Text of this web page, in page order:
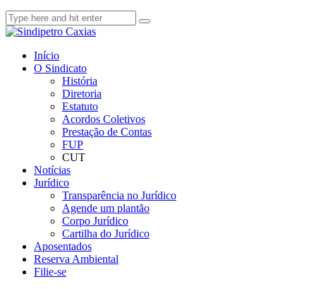
Início
O Sindicato
História
Diretoria
Estatuto
Acordos Coletivos
Prestação de Contas
FUP
CUT
Notícias
Jurídico
Transparência no Jurídico
Agende um plantão
Corpo Jurídico
Cartilha do Jurídico
Aposentados
Reserva Ambiental
Filie-se